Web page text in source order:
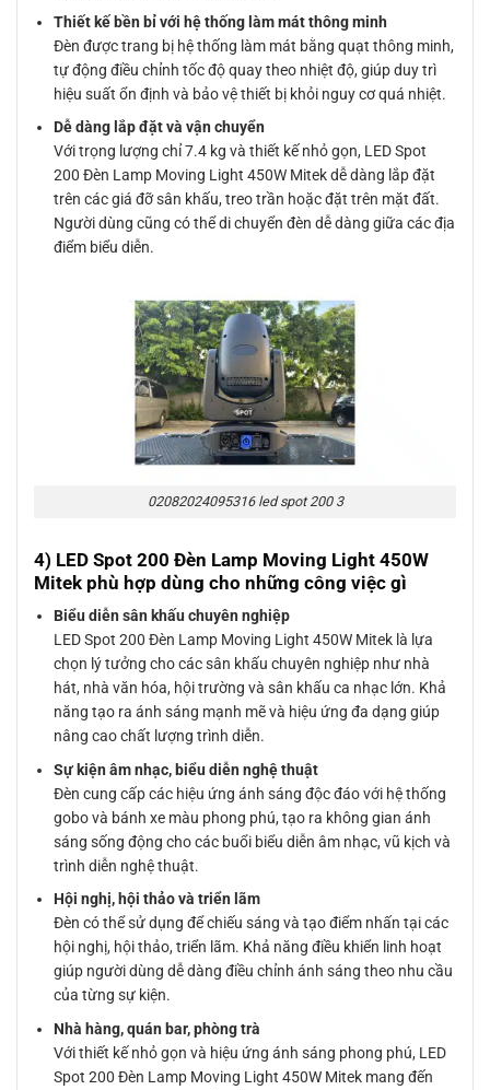
Thiết kế bền bỉ với hệ thống làm mát thông minh
Đèn được trang bị hệ thống làm mát bằng quạt thông minh,
tự động điều chỉnh tốc độ quay theo nhiệt độ, giúp duy trì
hiệu suất ổn định và bảo vệ thiết bị khỏi nguy cơ quá nhiệt.
Dễ dàng lắp đặt và vận chuyển
Với trọng lượng chỉ 7.4 kg và thiết kế nhỏ gọn, LED Spot
200 Đèn Lamp Moving Light 450W Mitek dễ dàng lắp đặt
trên các giá đỡ sân khấu, treo trần hoặc đặt trên mặt đất.
Người dùng cũng có thể di chuyển đèn dễ dàng giữa các địa
điểm biểu diễn.
02082024095316 led spot 200 3
4) LED Spot 200 Đèn Lamp Moving Light 450W
Mitek phù hợp dùng cho những công việc gì
Biểu diễn sân khấu chuyên nghiệp
LED Spot 200 Đèn Lamp Moving Light 450W Mitek là lựa
chọn lý tưởng cho các sân khấu chuyên nghiệp như nhà
hát, nhà văn hóa, hội trường và sân khấu ca nhạc lớn. Khả
năng tạo ra ánh sáng mạnh mẽ và hiệu ứng đa dạng giúp
nâng cao chất lượng trình diễn.
Sự kiện âm nhạc, biểu diễn nghệ thuật
Đèn cung cấp các hiệu ứng ánh sáng độc đáo với hệ thống
gobo và bánh xe màu phong phú, tạo ra không gian ánh
sáng sống động cho các buổi biểu diễn âm nhạc, vũ kịch và
trình diễn nghệ thuật.
Hội nghị, hội thảo và triển lãm
Đèn có thể sử dụng để chiếu sáng và tạo điểm nhấn tại các
hội nghị, hội thảo, triển lãm. Khả năng điều khiển linh hoạt
giúp người dùng dễ dàng điều chỉnh ánh sáng theo nhu cầu
của từng sự kiện.
Nhà hàng, quán bar, phòng trà
Với thiết kế nhỏ gọn và hiệu ứng ánh sáng phong phú, LED
Spot 200 Đèn Lamp Moving Light 450W Mitek mang đến